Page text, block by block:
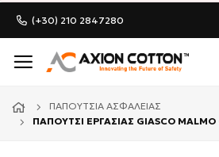
(+30) 210 2847280
ΠΑΠΟΎΤΣΙΑ ΑΣΦΑΛΕΊΑΣ
ΠΑΠΟΥΤΣΙ ΕΡΓΑΣΙΑΣ GIASCO MALMO